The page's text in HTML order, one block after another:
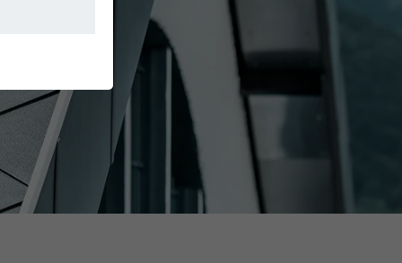
le site
sur le site